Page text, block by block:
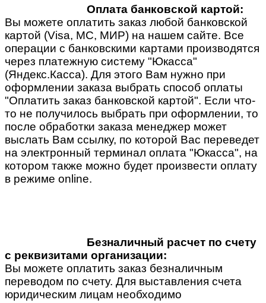
Оплата банковской картой:
Вы можете оплатить заказ любой банковской
картой (Visa, MC, МИР) на нашем сайте. Все
операции с банковскими картами производятся
через платежную систему "Юкасса"
(Яндекс.Касса). Для этого Вам нужно при
оформлении заказа выбрать способ оплаты
"Оплатить заказ банковской картой". Если что-
то не получилось выбрать при оформлении, то
после обработки заказа менеджер может
выслать Вам ссылку, по которой Вас переведет
на электронный терминал оплата "Юкасса", на
котором также можно будет произвести оплату
в режиме online.
Безналичный расчет по счету
с реквизитами организации:
Вы можете оплатить заказ безналичным
переводом по счету. Для выставления счета
юридическим лицам необходимо